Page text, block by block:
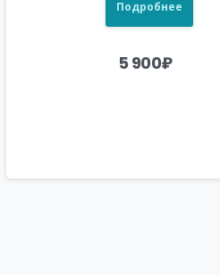
Подробнее
5 900₽